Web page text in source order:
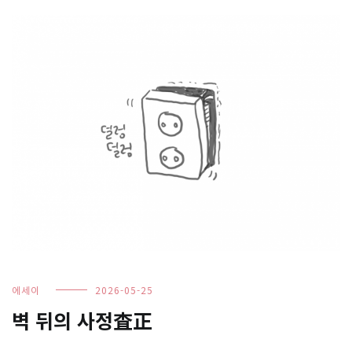
에세이 2026-05-25
벽 뒤의 사정査正